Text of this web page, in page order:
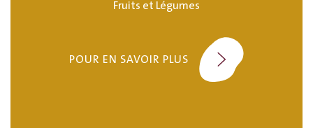
Fruits et Légumes
POUR EN SAVOIR PLUS